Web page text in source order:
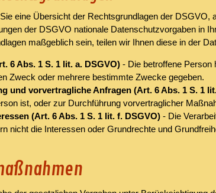
eine Übersicht der Rechtsgrundlagen der
der DSGVO nationale Datenschutzvorgaben in
maßgeblich sein, teilen wir Ihnen diese in der
6 Abs. 1 S. 1 lit. a. DSGVO) - Die betroffene Person
Zweck oder mehrere bestimmte Zwecke gegeben.
und vorvertragliche Anfragen (Art. 6 Abs. 1 S. 1
ist, oder zur Durchführung vorvertraglicher
(Art. 6 Abs. 1 S. 1 lit. f. DSGVO) - Die
nicht die Interessen oder Grundrechte und